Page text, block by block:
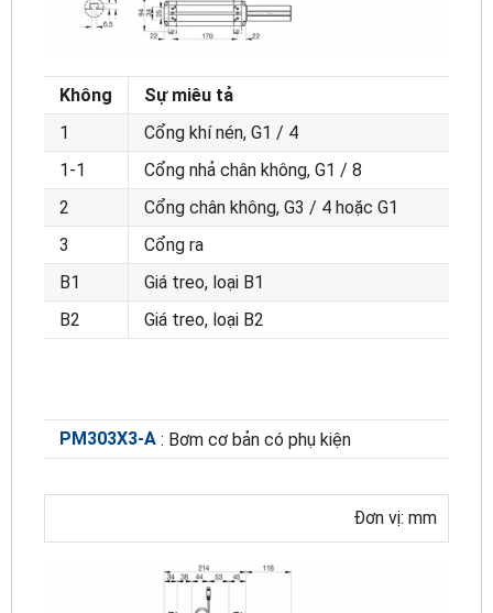
Không
Sự miêu tả
1
Cổng khí nén, G1 / 4
1-1
Cổng nhả chân không, G1 / 8
2
Cổng chân không, G3 / 4 hoặc G1
3
Cổng ra
B1
Giá treo, loại B1
B2
Giá treo, loại B2
PM303X3-A : Bơm cơ bản có phụ kiện
Đơn vị: mm